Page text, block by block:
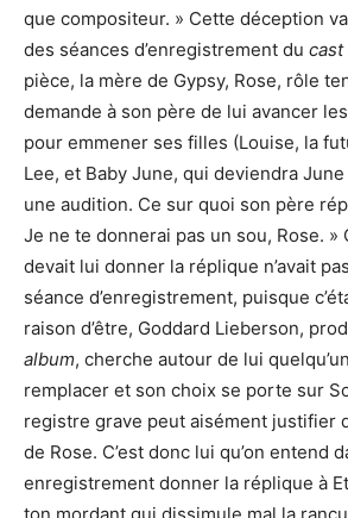
que compositeur. » Cette déception
des séances d’enregistrement du cast
pièce, la mère de Gypsy, Rose, rôle
demande à son père de lui avancer
pour emmener ses filles (Louise, la
Lee, et Baby June, qui deviendra June
une audition. Ce sur quoi son père
Je ne te donnerai pas un sou, Rose. »
devait lui donner la réplique n’avait
séance d’enregistrement, puisque
raison d’être, Goddard Lieberson,
album, cherche autour de lui
remplacer et son choix se porte sur
registre grave peut aisément justifier
de Rose. C’est donc lui qu’on entend
enregistrement donner la réplique à